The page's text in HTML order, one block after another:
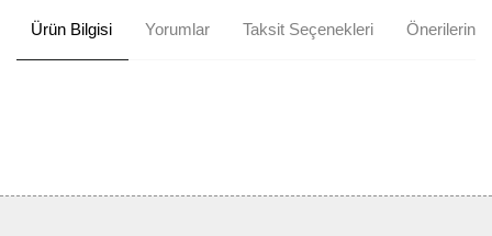
Ürün Bilgisi Yorumlar Taksit Seçenekleri Önerileriniz